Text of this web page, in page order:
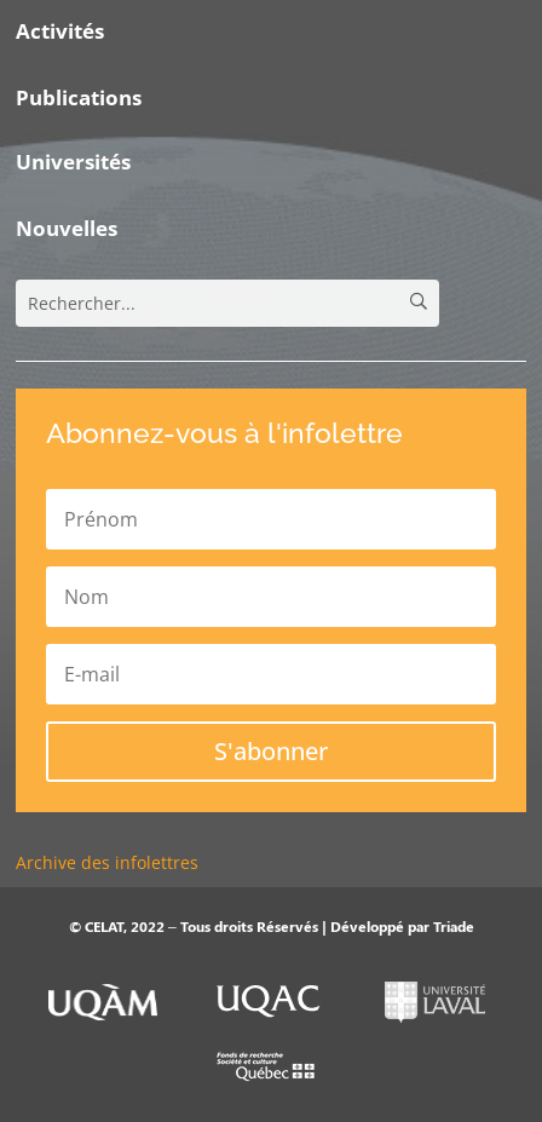
Activités
Publications
Universités
Nouvelles
Abonnez-vous à l'infolettre
S'abonner
Archive des infolettres
© CELAT, 2022 – Tous droits Réservés | Développé parTriade